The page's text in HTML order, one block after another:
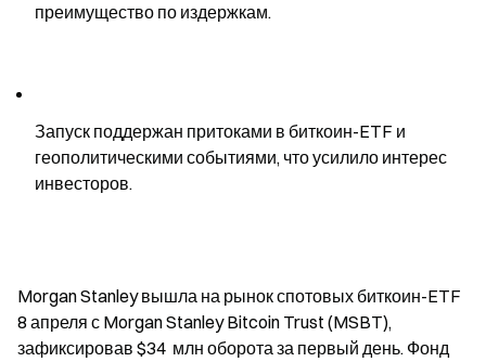
преимущество по издержкам.
Запуск поддержан притоками в биткоин-ETF и
геополитическими событиями, что усилило интерес
инвесторов.
Morgan Stanley вышла на рынок спотовых биткоин-ETF
8 апреля с Morgan Stanley Bitcoin Trust (MSBT),
зафиксировав $34  млн оборота за первый день. Фонд